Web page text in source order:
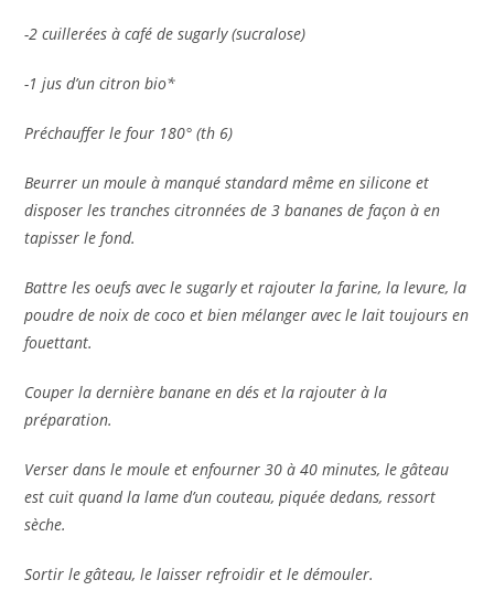
-2 cuillerées à café de sugarly (sucralose)
-1 jus d’un citron bio*
Préchauffer le four 180° (th 6)
Beurrer un moule à manqué standard même en silicone et
disposer les tranches citronnées de 3 bananes de façon à en
tapisser le fond.
Battre les oeufs avec le sugarly et rajouter la farine, la levure, la
poudre de noix de coco et bien mélanger avec le lait toujours en
fouettant.
Couper la dernière banane en dés et la rajouter à la
préparation.
Verser dans le moule et enfourner 30 à 40 minutes, le gâteau
est cuit quand la lame d’un couteau, piquée dedans, ressort
sèche.
Sortir le gâteau, le laisser refroidir et le démouler.